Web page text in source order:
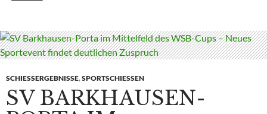
SCHIESSERGEBNISSE ,SPORTSCHIESSEN
SV BARKHAUSEN-